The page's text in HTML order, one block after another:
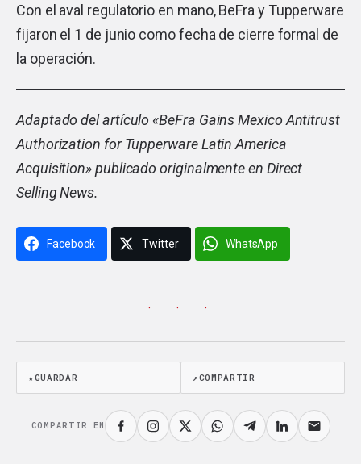
Con el aval regulatorio en mano, BeFra y Tupperware
fijaron el 1 de junio como fecha de cierre formal de
la operación.
Adaptado del artículo «BeFra Gains Mexico Antitrust
Authorization for Tupperware Latin America
Acquisition» publicado originalmente en Direct
Selling News.
Facebook Twitter WhatsApp
· · ·
★GUARDAR ↗COMPARTIR
COMPARTIR EN